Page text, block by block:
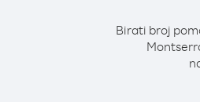
Birati broj